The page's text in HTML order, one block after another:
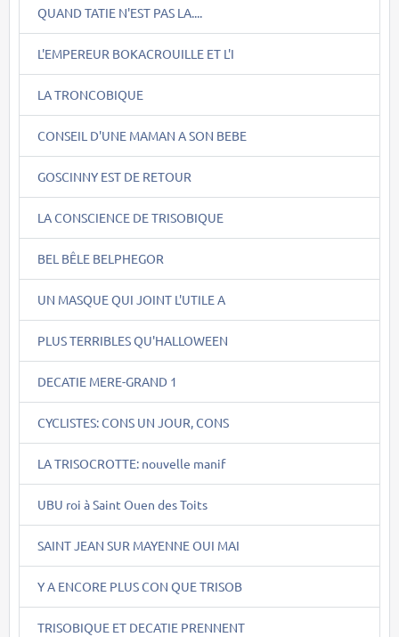
QUAND TATIE N'EST PAS LA....
L'EMPEREUR BOKACROUILLE ET L'I
LA TRONCOBIQUE
CONSEIL D'UNE MAMAN A SON BEBE
GOSCINNY EST DE RETOUR
LA CONSCIENCE DE TRISOBIQUE
BEL BÊLE BELPHEGOR
UN MASQUE QUI JOINT L'UTILE A
PLUS TERRIBLES QU'HALLOWEEN
DECATIE MERE-GRAND 1
CYCLISTES: CONS UN JOUR, CONS
LA TRISOCROTTE: nouvelle manif
UBU roi à Saint Ouen des Toits
SAINT JEAN SUR MAYENNE OUI MAI
Y A ENCORE PLUS CON QUE TRISOB
TRISOBIQUE ET DECATIE PRENNENT